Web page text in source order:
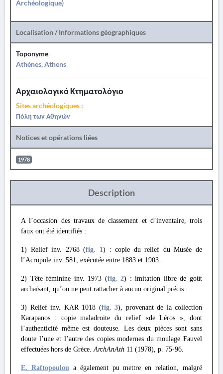
Archéologique)
Localisation / Informations géographiques
Toponyme
Athènes, Athens
Αρχαιολογικό Κτηματολόγιο
Sites archéologiques :
Πόλη των Αθηνών
Notices et opérations liées
1978
Description
A l’occasion des travaux de classement et d’inventaire, trois
faux ont été identifiés :
1) Relief inv. 2768 (fig. 1) : copie du relief du Musée de
l’Acropole inv. 581, exécutée entre 1883 et 1903.
2) Tête féminine inv. 1973 (fig. 2) : imitation libre de goût
archaïsant, qu’on ne peut rattacher à aucun original précis.
3) Relief inv. KAR 1018 (fig. 3), provenant de la collection
Karapanos : copie maladroite du relief «de Léros », dont
l’authenticité même est douteuse. Les deux pièces sont sans
doute l’une et l’autre des copies modernes du moulage Fauvel
effectuées hors de Grèce.ArchAnAth 11 (1978), p. 75-96.
Ε. Raftopouloua également pu mettre en relation, malgré